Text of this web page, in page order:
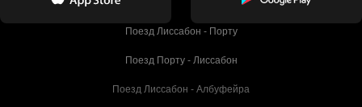
Поезд Лиссабон - Порту
Поезд Порту - Лиссабон
Поезд Лиссабон - Албуфейра